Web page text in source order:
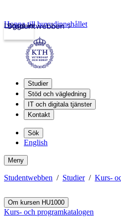
Studentwebben
Logga in
Hoppa till huvudinnehållet
Studier
Stöd och vägledning
IT och digitala tjänster
Kontakt
Sök
English
Meny
Studentwebben Studier Kurs-
Om kursen HU1000
Kurs- och programkatalogen